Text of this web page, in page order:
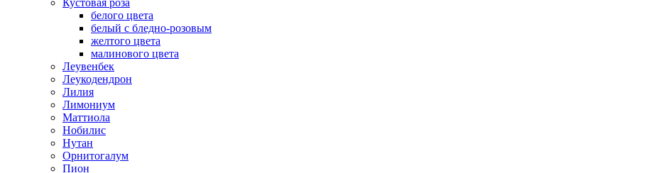
Кустовая роза
белого цвета
белый с бледно-розовым
желтого цвета
малинового цвета
Леувенбек
Леукодендрон
Лилия
Лимониум
Маттиола
Нобилис
Нутан
Орнитогалум
Пион